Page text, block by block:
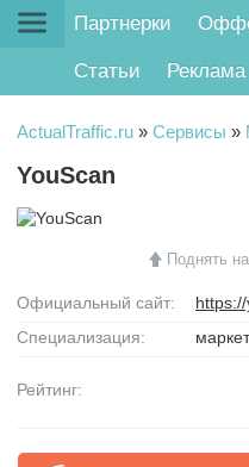
Партнерки
Статьи Реклама
ActualTraffic.ru » Сервисы »
YouScan
Поднять
Официальный сайт:
Специализация:
Рейтинг: